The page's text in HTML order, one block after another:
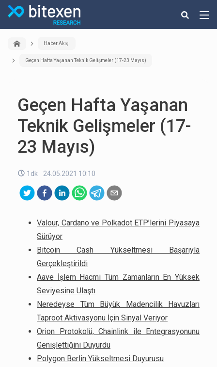
Haber Akışı
Geçen Hafta Yaşanan Teknik Gelişmeler (17-23 Mayıs)
Geçen Hafta Yaşanan
Teknik Gelişmeler (17-
23 Mayıs)
1dk 24.05.2021 10:10
Valour, Cardano ve Polkadot ETP’lerini Piyasaya
Sürüyor
Bitcoin Cash Yükseltmesi Başarıyla
Gerçekleştirildi
Aave İşlem Hacmi Tüm Zamanların En Yüksek
Seviyesine Ulaştı
Neredeyse Tüm Büyük Madencilik Havuzları
Taproot Aktivasyonu İçin Sinyal Veriyor
Orion Protokolü, Chainlink ile Entegrasyonunu
Genişlettiğini Duyurdu
Polygon Berlin Yükseltmesi Duyurusu